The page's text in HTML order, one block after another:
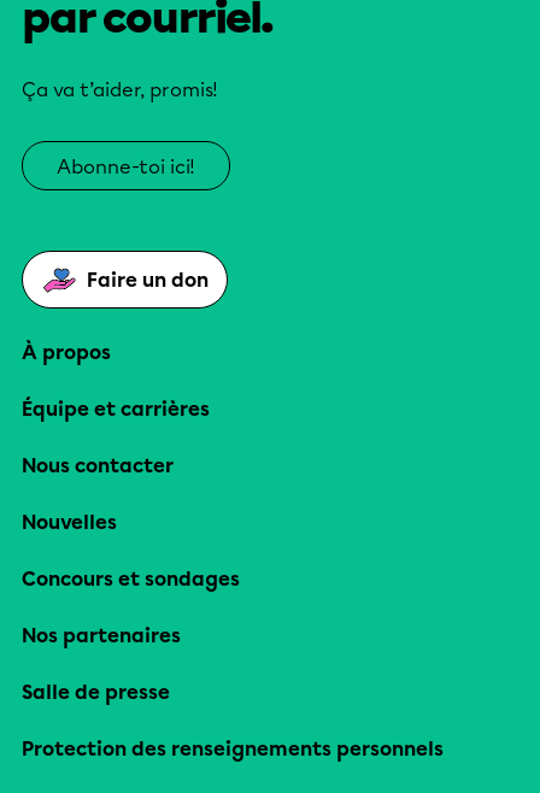
par courriel.
Ça va t’aider, promis!
Abonne-toi ici!
Faire un don
À propos
Équipe et carrières
Nous contacter
Nouvelles
Concours et sondages
Nos partenaires
Salle de presse
Protection des renseignements personnels